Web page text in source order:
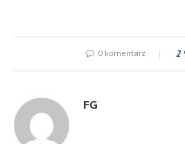
0 komentarz 2
FG